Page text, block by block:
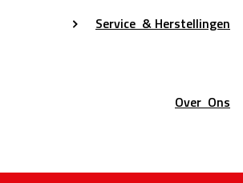
Service & Herstellingen
Over Ons